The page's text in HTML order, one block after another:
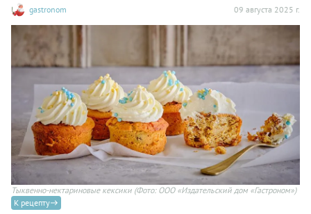
gastronom 09 августа 2025 г.
Тыквенно-нектариновые кексики (Фото: ООО «Издательский дом «Гастроном»)
К рецепту